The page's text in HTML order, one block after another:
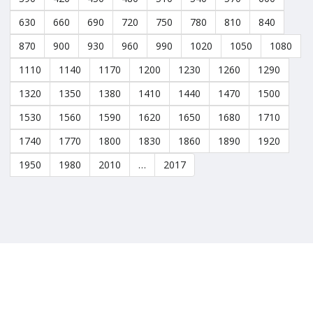
630
660 690 720 750 780 810
840
870
900 930 960 990 1020 1050
1080
1110
1140 1170 1200 1230 1260
1290
1320
1350 1380 1410 1440 1470
1500
1530
1560 1590 1620 1650 1680
1710
1740
1770 1800 1830 1860 1890
1920
1950
1980 2010 … 2017